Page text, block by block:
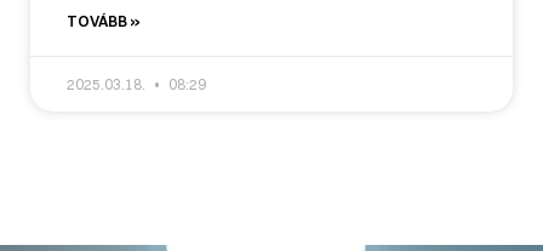
TOVÁBB »
2025.03.18. 08:29